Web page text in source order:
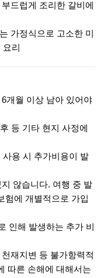
드럽게 조리한 갈비에
가정식으로 고소한 미
리
개월 이상 남아 있어야
등 기타 현지 사정에
사용 시 추가비용이 발
않습니다. 여행 중 발
험에 개별적으로 가입
인해 발생하는 추가 비
재지변 등 불가항력적
따른 손해에 대해서는